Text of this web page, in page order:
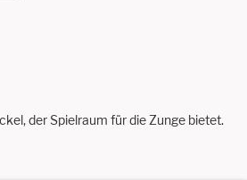
der Spielraum für die Zunge bietet.